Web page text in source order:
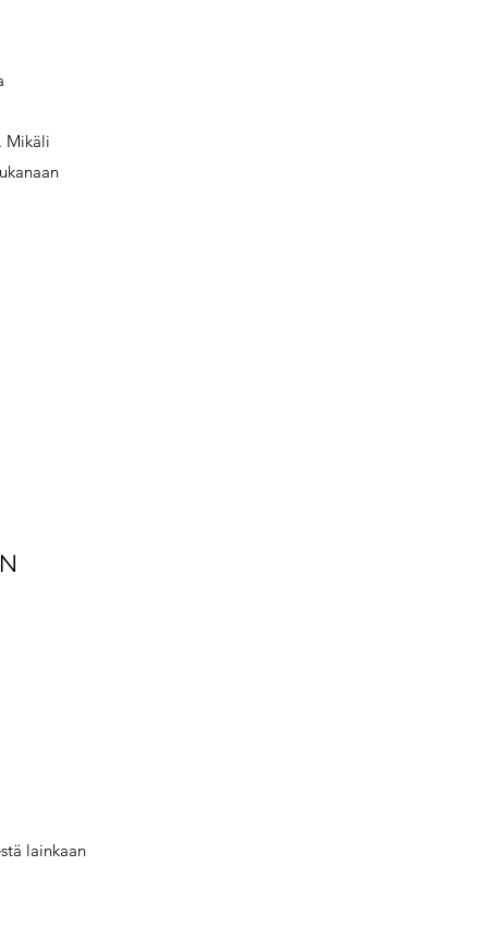
Mikäli
lainkaan